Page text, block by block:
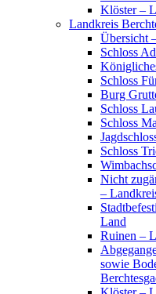
Klöster –
Landkreis
Übersicht
Schloss
Schloss
Burg
Schloss
Schloss
Schloss
Nicht
–
Land
Ruinen –
sowie